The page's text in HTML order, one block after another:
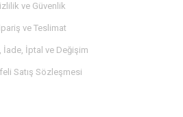
ve Güvenlik
ve Teslimat
İade, İptal ve Değişim
Satış Sözleşmesi